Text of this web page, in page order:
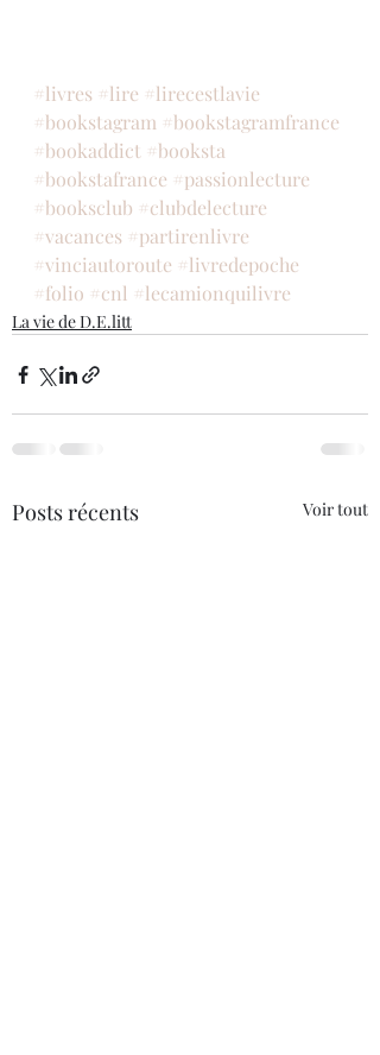
#livres #lire #lirecestlavie
#bookstagram #bookstagramfrance
#bookaddict #booksta
#bookstafrance #passionlecture
#booksclub #clubdelecture
#vacances #partirenlivre
#vinciautoroute #livredepoche
#folio #cnl #lecamionquilivre
La vie de D.E.litt
Posts récents Voir tout